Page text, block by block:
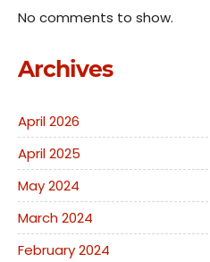
No comments to show.
Archives
April 2026
April 2025
May 2024
March 2024
February 2024